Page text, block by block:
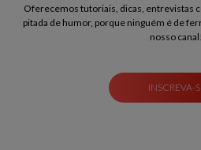
Oferecemos tutoriais, dicas, entrevistas
pitada de humor, porque ninguém é de
nosso canal!
INSCREVA-